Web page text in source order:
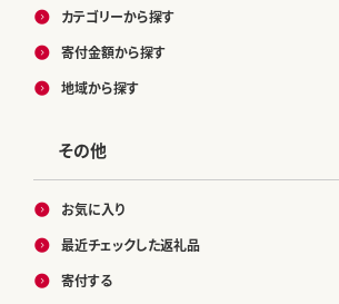
カテゴリーから探す
寄付金額から探す
地域から探す
その他
お気に入り
最近チェックした返礼品
寄付する